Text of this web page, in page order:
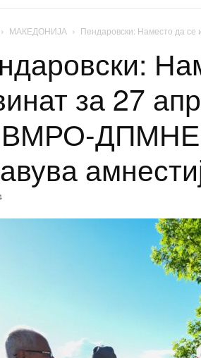
МАКЕДОНИЈА Пендаровски: Наместо да се
за 27
ДПМНЕ